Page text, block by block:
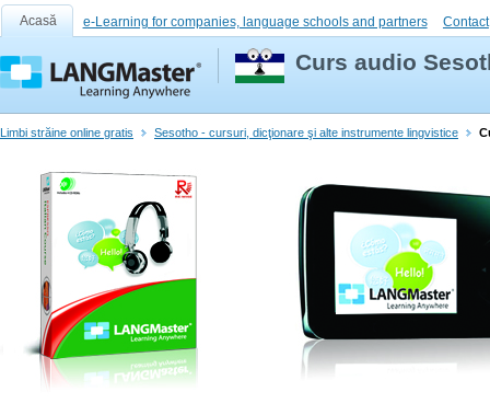
Acasă e-Learning for companies, language schools and partners Contact
Curs audio
Limbi străine online gratis Sesotho - cursuri, dicţionare şi alte instrumente lingvistice